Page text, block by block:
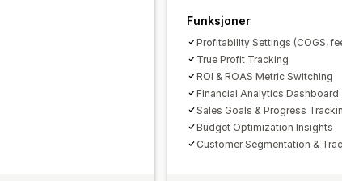
Funksjoner
Profitability Settings (COGS,
True Profit Tracking
ROI & ROAS Metric Switching
Financial Analytics Dashboard
Sales Goals & Progress
Budget Optimization Insights
Customer Segmentation &